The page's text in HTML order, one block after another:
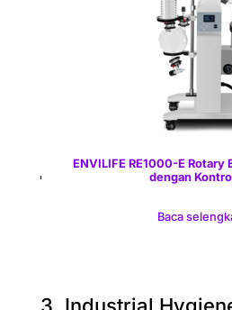
ENVILIFE RE1000-E Rotary
dengan
Baca